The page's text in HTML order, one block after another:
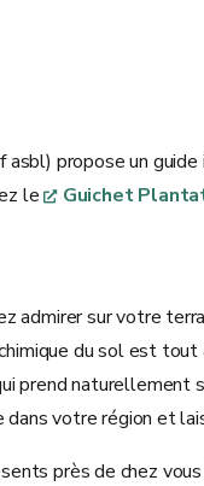
propose un
le Guichet
admirer sur votre
du sol est
prend naturellement
votre région et
près de chez